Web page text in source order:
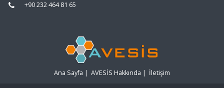
+90 232 464 81 65
Ana Sayfa | AVESİS Hakkında | İletişim